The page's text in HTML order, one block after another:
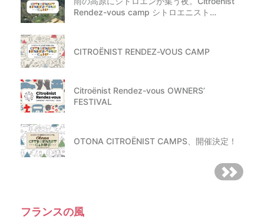
Rendez-vous camp シトロエニスト…
CITROËNIST RENDEZ-VOUS CAMP
Citroënist Rendez-vous OWNERS’
FESTIVAL
OTONA CITROËNIST CAMPS、開催決定！
フランスの風